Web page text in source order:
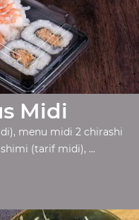
Midi
menu midi 2 chirashi
(tarif midi), ...